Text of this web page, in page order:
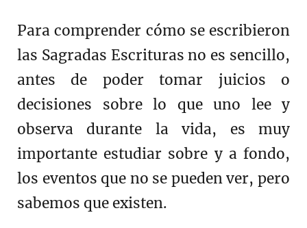
Para comprender cómo se escribieron
las Sagradas Escrituras no es sencillo,
antes de poder tomar juicios o
decisiones sobre lo que uno lee y
observa durante la vida, es muy
importante estudiar sobre y a fondo,
los eventos que no se pueden ver, pero
sabemos que existen.